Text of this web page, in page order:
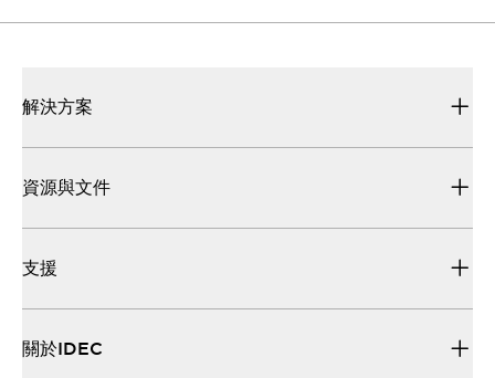
解決方案
資源與文件
支援
關於IDEC